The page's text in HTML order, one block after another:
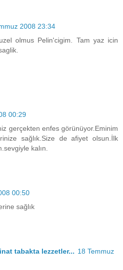
2008 23:34
olmus Pelin'cigim. Tam yaz icin
00:29
gerçekten enfes görünüyor.Eminim
sağlık.Size de afiyet olsun.İlk
kalın.
00:50
sağlık
tabakta lezzetler... 18 Temmuz